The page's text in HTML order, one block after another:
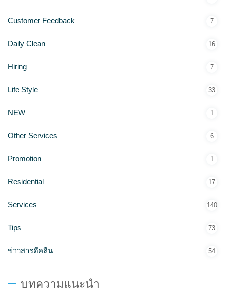
Customer Feedback 7
Daily Clean 16
Hiring 7
Life Style 33
NEW 1
Other Services 6
Promotion 1
Residential 17
Services 140
Tips 73
ข่าวสารดีคลีน 54
บทความแนะนำ